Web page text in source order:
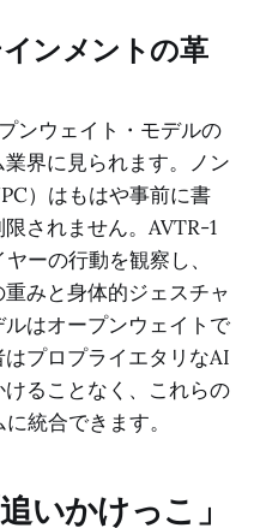
ンメントの革
ンウェイト・モデルの
界に見られます。ノン
）はもはや事前に書
されません。AVTR-1
ーの行動を観察し、
みと身体的ジェスチャ
はオープンウェイトで
プロプライエタリなAI
ることなく、これらの
統合できます。
いかけっこ」